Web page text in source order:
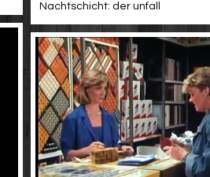
Nachtschicht: der unfall